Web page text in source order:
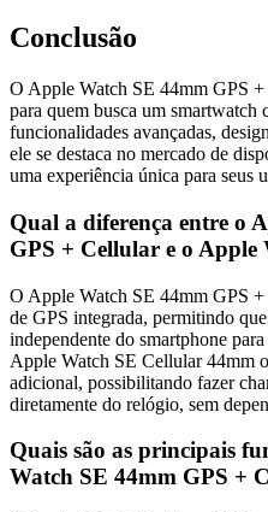
Conclusão
O Apple Watch SE 44mm GPS
para quem busca um smartwatch
funcionalidades avançadas,
ele se destaca no mercado de
uma experiência única para seus
Qual a diferença entre o
GPS + Cellular e o
O Apple Watch SE 44mm GPS
de GPS integrada, permitindo
independente do smartphone
Apple Watch SE Cellular 44mm
adicional, possibilitando fazer
diretamente do relógio, sem
Quais são as principais
Watch SE 44mm GPS +